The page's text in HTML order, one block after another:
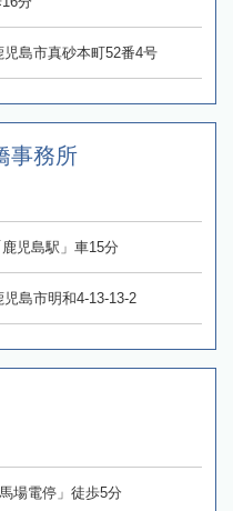
島市真砂本町52番4号
事務所
児島駅」車15分
島市明和4-13-13-2
場電停」徒歩5分